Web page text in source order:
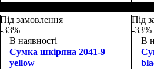
27*19*9
Під замовлення
-33%
В наявності
Сумка шкіряна 2041-9
yellow
Під
-33%
В